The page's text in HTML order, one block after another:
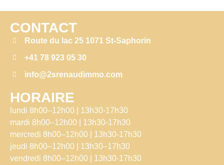
CONTACT
Route du lac 25 1071 St-Saphorin
+41 78 923 05 30
info@2srenaudimmo.com
HORAIRE
lundi 8h00–12h00 | 13h30-17h30
mardi 8h00–12h00 | 13h30-17h30
mercredi 8h00–12h00 | 13h30-17h30
jeudi 8h00–12h00 | 13h30–17h30
vendredi 8h00–12h00 | 13h30-17h30